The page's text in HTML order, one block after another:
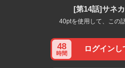
[第14話]サネ
40ptを使用して、この
48
時間
ログインし